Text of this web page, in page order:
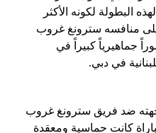
البطولة لكونه الأكثر
على منافسه سترونغ غروب
جماهيرياً كبيراً في
في دبي.
ضد فريق سترونغ غروب
(77 – 74)، في مباراة كانت حماسية ومعقدة